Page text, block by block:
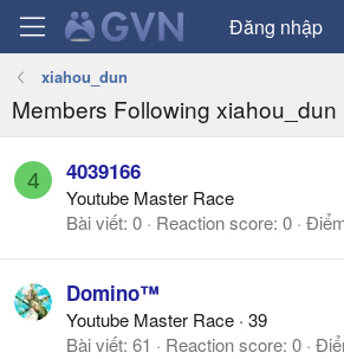
Đăng nhập
xiahou_dun
Members Following xiahou_dun
4 4039166
Youtube Master Race
Bài viết 0 Reaction score 0
Domino™
Youtube Master Race · 39
Bài viết 61 Reaction score 0